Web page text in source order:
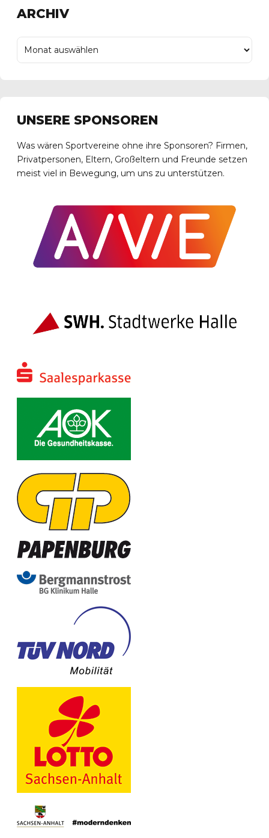
ARCHIV
UNSERE SPONSOREN
Was wären Sportvereine ohne ihre Sponsoren? Firmen,
Privatpersonen, Eltern, Großeltern und Freunde setzen
meist viel in Bewegung, um uns zu unterstützen.